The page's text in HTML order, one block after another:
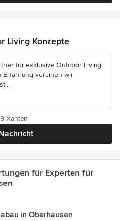
Living Konzepte
für exklusive Outdoor Living
Erfahrung vereinen wir
Nachricht
Xanten
für Experten für
in Oberhausen